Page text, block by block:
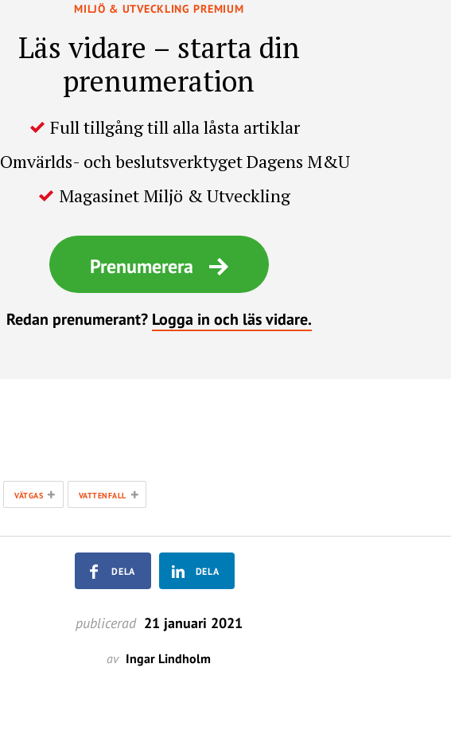
MILJÖ & UTVECKLING PREMIUM
Läs vidare – starta din
prenumeration
Full tillgång till alla låsta artiklar
Omvärlds- och beslutsverktyget Dagens M&U
Magasinet Miljö & Utveckling
Prenumerera
Redan prenumerant? Logga in och läs vidare.
VÄTGAS + VATTENFALL +
DELA DELA
publicerad 21 januari 2021
av Ingar Lindholm